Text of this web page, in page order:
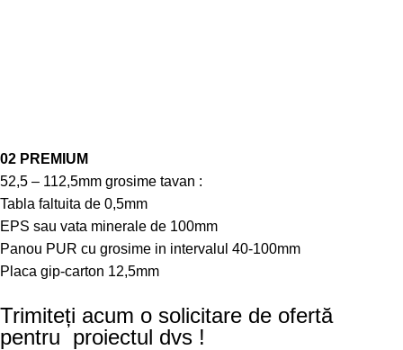
02 PREMIUM
52,5 – 112,5mm grosime tavan :
Tabla faltuita de 0,5mm
EPS sau vata minerale de 100mm
Panou PUR cu grosime in intervalul 40-100mm
Placa gip-carton 12,5mm
Trimiteți acum o solicitare de ofertă
pentru proiectul dvs !